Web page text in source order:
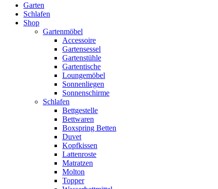
Garten
Schlafen
Shop
Gartenmöbel
Accessoire
Gartensessel
Gartenstühle
Gartentische
Loungemöbel
Sonnenliegen
Sonnenschirme
Schlafen
Bettgestelle
Bettwaren
Boxspring Betten
Duvet
Kopfkissen
Lattenroste
Matratzen
Molton
Topper